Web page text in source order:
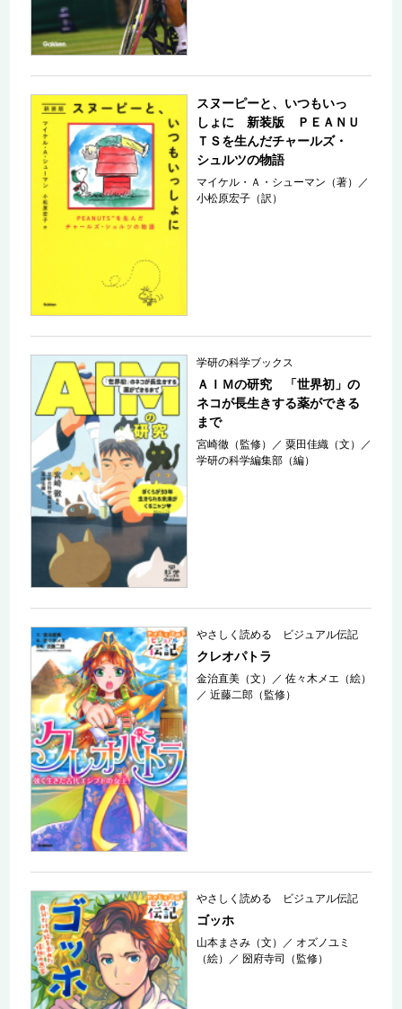
スヌーピーと、いつもいっ
しょに 新装版 ＰＥＡＮＵ
ＴＳを生んだチャールズ・
シュルツの物語
マイケル・Ａ・シューマン（著）
／
小松原宏子（訳）
学研の科学ブックス
ＡＩＭの研究 「世界初」の
ネコが長生きする薬ができる
まで
宮崎徹（監修） ／粟田佳織（文）
／
学研の科学編集部（編）
やさしく読める ビジュアル伝記
クレオパトラ
金治直美（文） ／佐々木メエ（絵）
／近藤二郎（監修）
やさしく読める ビジュアル伝記
ゴッホ
山本まさみ（文） ／ オズノユミ
（絵）
／ 圀府寺司（監修）